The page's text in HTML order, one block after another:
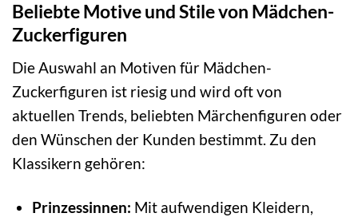
Beliebte Motive und Stile von Mädchen-
Zuckerfiguren
Die Auswahl an Motiven für Mädchen-
Zuckerfiguren ist riesig und wird oft von
aktuellen Trends, beliebten Märchenfiguren oder
den Wünschen der Kunden bestimmt. Zu den
Klassikern gehören:
Prinzessinnen: Mit aufwendigen Kleidern,